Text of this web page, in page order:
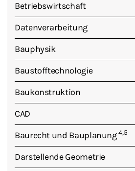
Betriebswirtschaft
Datenverarbeitung
Bauphysik
Baustofftechnologie
Baukonstruktion
CAD
Baurecht und Bauplanung4,5
Darstellende Geometrie